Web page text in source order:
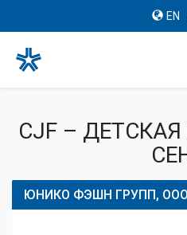
EN
CJF –
ЮНИКО ФЭШН ГРУПП, ООО